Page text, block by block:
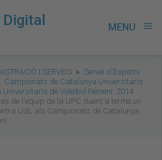
MENU menu
I SERVEIS
Servei d'Esports
Campionats de Catalunya Universitaris
de Voleibol Femení. 2014
de l'equip de la UPC duent a terme un
UdL als Campionats de Catalunya